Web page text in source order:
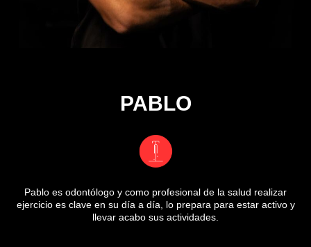
PABLO
Pablo es odontólogo y como profesional de la salud realizar
ejercicio es clave en su día a día, lo prepara para estar activo y
llevar acabo sus actividades.